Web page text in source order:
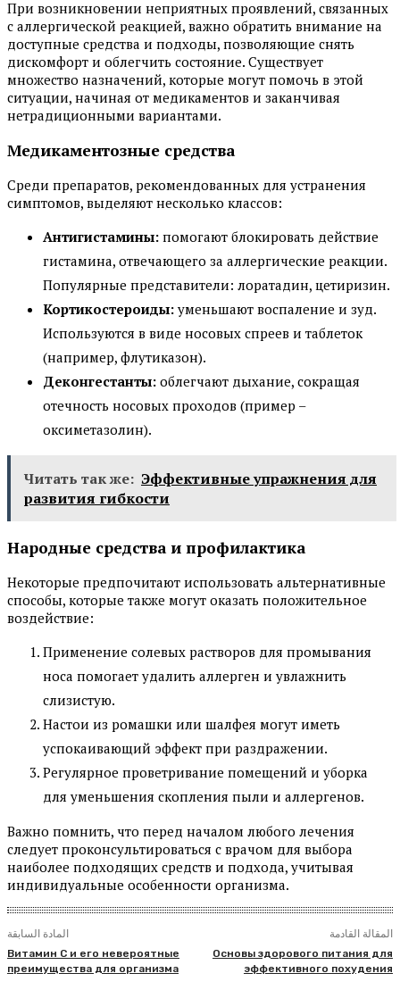
При возникновении неприятных проявлений, связанных
с аллергической реакцией, важно обратить внимание на
доступные средства и подходы, позволяющие снять
дискомфорт и облегчить состояние. Существует
множество назначений, которые могут помочь в этой
ситуации, начиная от медикаментов и заканчивая
нетрадиционными вариантами.
Медикаментозные средства
Среди препаратов, рекомендованных для устранения
симптомов, выделяют несколько классов:
Антигистамины: помогают блокировать действие
гистамина, отвечающего за аллергические реакции.
Популярные представители: лоратадин, цетиризин.
Кортикостероиды: уменьшают воспаление и зуд.
Используются в виде носовых спреев и таблеток
(например, флутиказон).
Деконгестанты: облегчают дыхание, сокращая
отечность носовых проходов (пример –
оксиметазолин).
Читать так же: Эффективные упражнения для
развития гибкости
Народные средства и профилактика
Некоторые предпочитают использовать альтернативные
способы, которые также могут оказать положительное
воздействие:
Применение солевых растворов для промывания
носа помогает удалить аллерген и увлажнить
слизистую.
Настои из ромашки или шалфея могут иметь
успокаивающий эффект при раздражении.
Регулярное проветривание помещений и уборка
для уменьшения скопления пыли и аллергенов.
Важно помнить, что перед началом любого лечения
следует проконсультироваться с врачом для выбора
наиболее подходящих средств и подхода, учитывая
индивидуальные особенности организма.
المادة السابقة
Витамин C и его невероятные
преимущества для организма
المقالة القادمة
Основы здорового питания для
эффективного похудения